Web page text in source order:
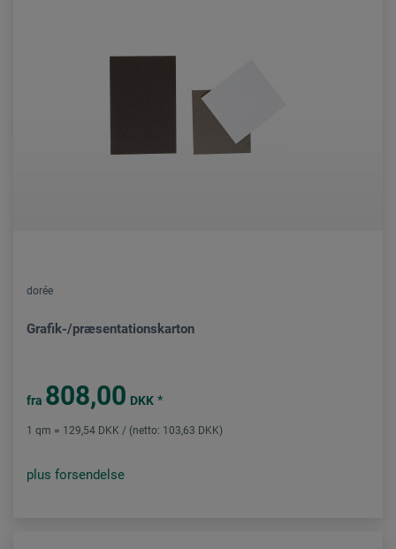
dorée
Grafik-/præsentationskarton
fra 808,00 DKK *
1 qm = 129,54 DKK / (netto: 103,63 DKK)
plus forsendelse